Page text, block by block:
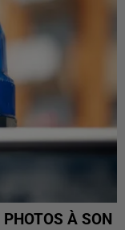
À SON